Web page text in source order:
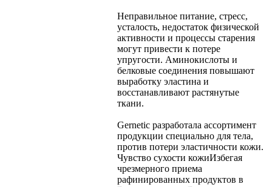
Неправильное питание, стресс,
усталость, недостаток физической
активности и процессы старения
могут привести к потере
упругости. Аминокислоты и
белковые соединения повышают
выработку эластина и
восстанавливают растянутые
ткани.
Gernetic разработала ассортимент
продукции специально для тела,
против потери эластичности кожи.
Чувство сухости кожиИзбегая
чрезмерного приема
рафинированных продуктов в